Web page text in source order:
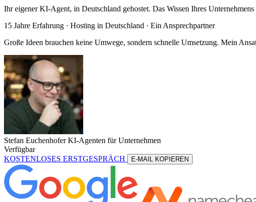
Ihr eigener KI-Agent, in Deutschland gehostet. Das Wissen Ihres
15 Jahre Erfahrung · Hosting in Deutschland · Ein Ansprechpartner
Große Ideen brauchen keine Umwege, sondern schnelle Umsetzung. Mein
Stefan Euchenhofer KI-Agenten für Unternehmen
Verfügbar
KOSTENLOSES ERSTGESPRÄCH
E-MAIL KOPIEREN